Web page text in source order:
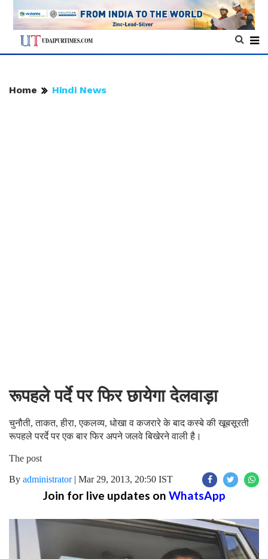
Home Hindi News
रूपहले पर्दे पर फिर छायेगा देलवाड़ा
चुनौती, ताकत, हीरा, एकलव्य, धोखा व कजरारे के बाद कस्बे की खूबसूरती
रूपहले परर्दे पर एक बार फिर अपने जलवे बिखेरने वाली है।
The post
By administrator| Mar 29, 2013, 20:50 IST
Join for live updates on WhatsApp